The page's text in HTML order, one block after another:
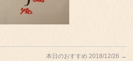
本日のおすすめ 2018/12/26 →